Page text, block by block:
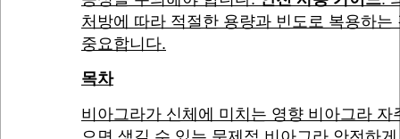
처방에 따라 적절한 용량과 빈도로 복용하는
중요합니다.
목차
비아그라가 신체에 미치는 영향 비아그라 자